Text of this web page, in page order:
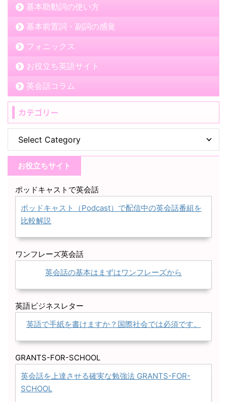
基本助動詞の使い方
基本前置詞・副詞の感覚
フォニックス
お役立ち英語サイト
英会話コラム
カテゴリー
お役立ちサイト
ポッドキャストで英会話
ポッドキャスト（Podcast）で配信中の英会話番組を
比較解説
ワンフレーズ英会話
英会話の基本はまずはワンフレーズから
英語ビジネスレター
英語で手紙を書けますか？国際社会では必須です。
GRANTS-FOR-SCHOOL
英会話を上達させる確実な勉強法 GRANTS-FOR-
SCHOOL